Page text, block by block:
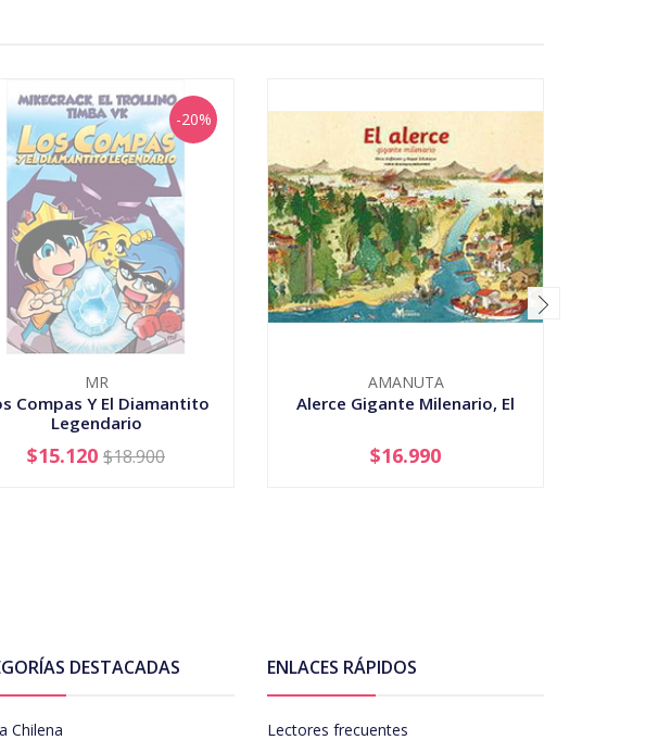
-20%
MR
Compas Y El Diamantito
Legendario
AGOTADO
$15.120 $18.900
AMANUTA
Alerce Gigante Milenario, El
+
$16.990
DESTACADAS
Chilena
ENLACES RÁPIDOS
Lectores frecuentes